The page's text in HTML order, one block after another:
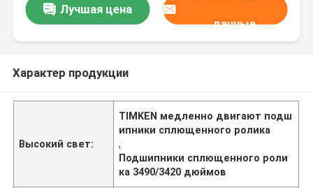
Лучшая цена
данные
Характер продукции
Высокий свет:
TIMKEN медленно двигают подш
ипники сплющенного ролика
,
Подшипники сплющенного роли
ка 3490/3420 дюймов